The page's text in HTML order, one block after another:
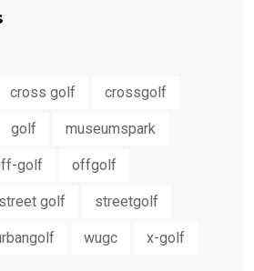
cross golf crossgolf
golf museumspark
golf offgolf
street golf streetgolf
wugc x-golf